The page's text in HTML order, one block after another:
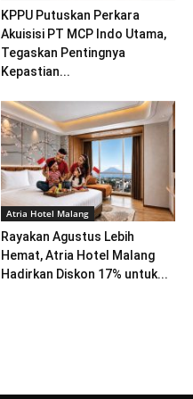
KPPU Putuskan Perkara
Akuisisi PT MCP Indo Utama,
Tegaskan Pentingnya
Kepastian...
Atria Hotel Malang
Rayakan Agustus Lebih
Hemat, Atria Hotel Malang
Hadirkan Diskon 17% untuk...